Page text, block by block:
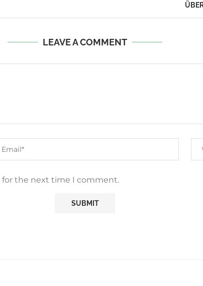
LEAVE A COMMENT
for the next time I comment.